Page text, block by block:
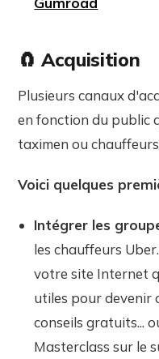
🧲 Acquisition
Plusieurs canaux
en fonction du public
taximen ou
Voici quelques
Intégrer les
les chauffeurs
votre site Internet
utiles pour devenir
conseils gratuits...
Masterclass sur le